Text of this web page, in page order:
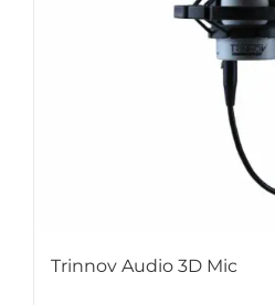
Trinnov Audio 3D Mic